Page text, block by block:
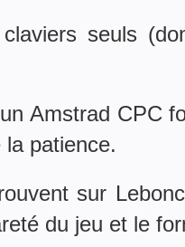
seuls
Amstrad CPC
patience.
sur
du jeu et le